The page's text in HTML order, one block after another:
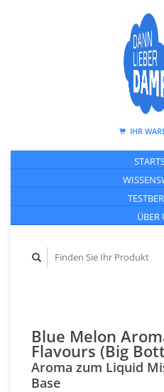
IHR
ÜBER
Blue Melon
Flavours (Big
Aroma zum Liquid
Base